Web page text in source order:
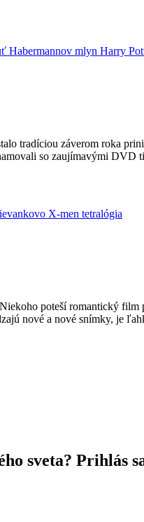
Habermannov mlyn Harry
tradíciou záverom roka
so zaujímavými
X-men tetralógia
poteší romantický
nové a nové snímky, je
sveta? Prihlás